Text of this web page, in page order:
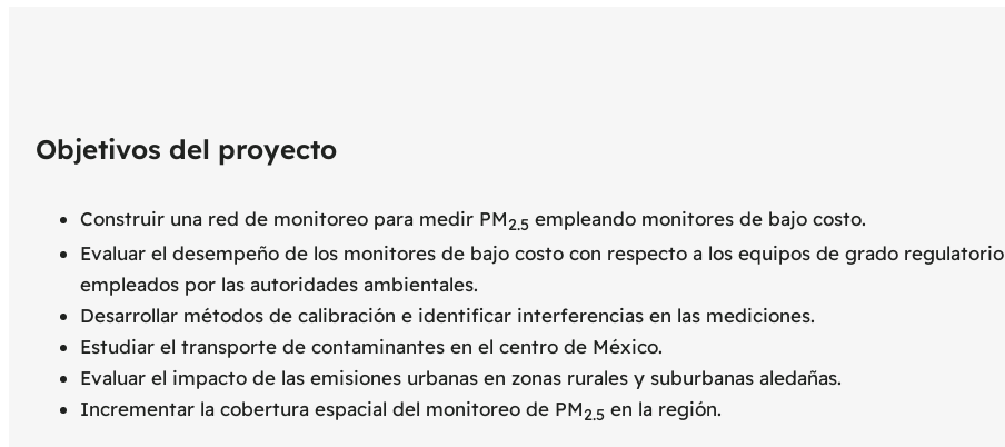
Objetivos del proyecto
Construir una red de monitoreo para medir PM2.5 empleando monitores de bajo costo.
Evaluar el desempeño de los monitores de bajo costo con respecto a los equipos de grado regulatorio
empleados por las autoridades ambientales.
Desarrollar métodos de calibración e identificar interferencias en las mediciones.
Estudiar el transporte de contaminantes en el centro de México.
Evaluar el impacto de las emisiones urbanas en zonas rurales y suburbanas aledañas.
Incrementar la cobertura espacial del monitoreo de PM2.5 en la región.